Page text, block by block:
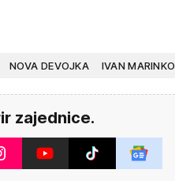
NOVA DEVOJKA IVAN
zajednice.